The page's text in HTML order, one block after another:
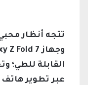
القابلة للطي؛
عبر تطوير هاتف Magic V مزود بكاميرا مماثلة الدقة لتحدي سلسلة Galaxy Z مباشرةً.